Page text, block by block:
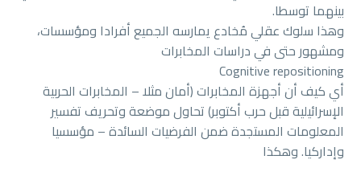
بينهما توسطا.
وهذا سلوك عقلي مُخادع يمارسه الجميع أفرادا ومؤسسات،
ومشهور حتى في دراسات المخابرات
Cognitive repositioning
أي كيف أن أجهزة المخابرات (أمان مثلا – المخابرات الحربية
الإسرائيلية قبل حرب أكتوبر) تحاول موضعة وتحريف تفسير
المعلومات المستجدة ضمن الفرضيات السائدة – مؤسسيا
وإداركيا. وهكذا